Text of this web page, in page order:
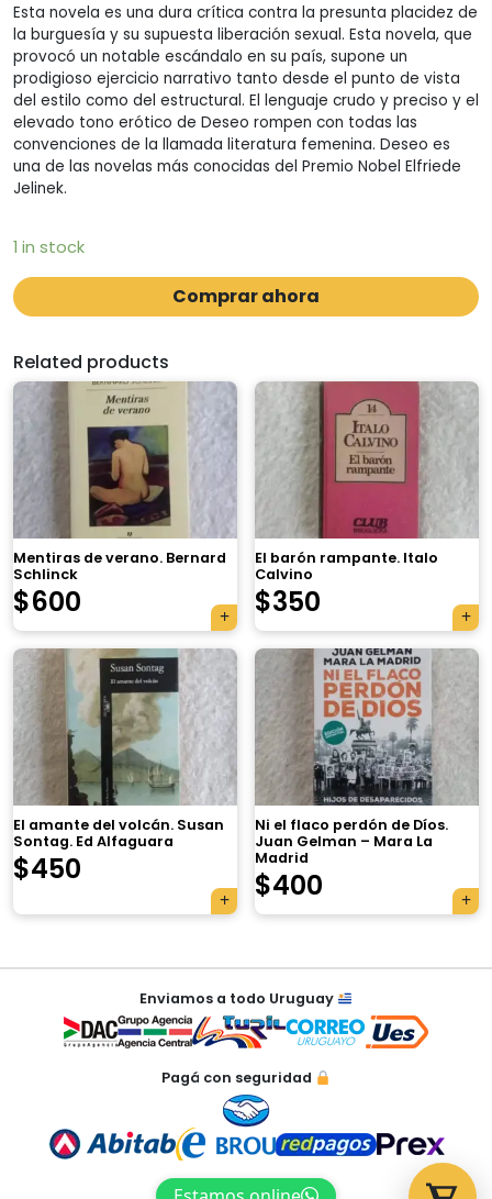
Esta novela es una dura crítica contra la presunta placidez de
la burguesía y su supuesta liberación sexual. Esta novela, que
provocó un notable escándalo en su país, supone un
prodigioso ejercicio narrativo tanto desde el punto de vista
del estilo como del estructural. El lenguaje crudo y preciso y el
elevado tono erótico de Deseo rompen con todas las
convenciones de la llamada literatura femenina. Deseo es
una de las novelas más conocidas del Premio Nobel Elfriede
Jelinek.
1 in stock
Comprar ahora
Related products
Mentiras de verano. Bernard
Schlinck
$600
El barón rampante. Italo
Calvino
$350
El amante del volcán. Susan
Sontag. Ed Alfaguara
$450
Ni el flaco perdón de Díos.
Juan Gelman – Mara La
Madrid
$400
Navegación
entradas
Enviamos a todo Uruguay
Pagá con seguridad
×
Tu carrito está vacío.
Agregá un producto y aparecerá acá
automáticamente.